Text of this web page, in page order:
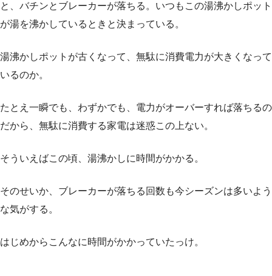
と、バチンとブレーカーが落ちる。いつもこの湯沸かしポット
が湯を沸かしているときと決まっている。
湯沸かしポットが古くなって、無駄に消費電力が大きくなって
いるのか。
たとえ一瞬でも、わずかでも、電力がオーバーすれば落ちるの
だから、無駄に消費する家電は迷惑この上ない。
そういえばこの頃、湯沸かしに時間がかかる。
そのせいか、ブレーカーが落ちる回数も今シーズンは多いよう
な気がする。
はじめからこんなに時間がかかっていたっけ。